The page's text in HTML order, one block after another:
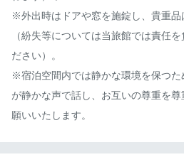
※外出時はドアや窓を施錠し、貴重
（紛失等については当旅館では責任
ださい）。
※宿泊空間内では静かな環境を保つた
が静かな声で話し、お互いの尊重を
願いいたします。